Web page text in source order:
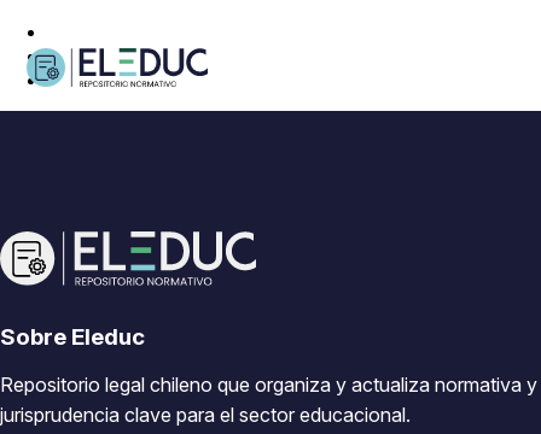
Sobre Eleduc
Repositorio legal chileno que organiza y actualiza normativa y
jurisprudencia clave para el sector educacional.